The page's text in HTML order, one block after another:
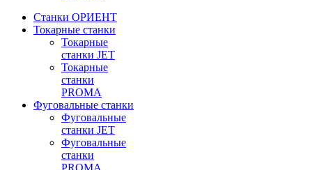
Станки ОРИЕНТ
Токарные станки
Toкарные
станки JET
Токарные
станки
PROMA
Фуговальные станки
Фуговальные
станки JET
Фуговальные
станки
PROMA